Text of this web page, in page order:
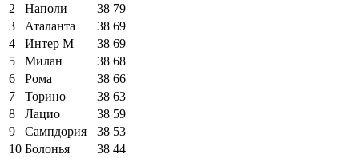
2
Наполи 38 79
3
Аталанта 38 69
4
Интер М 38 69
5
Милан 38 68
6
Рома 38 66
7
Торино 38 63
8
Лацио 38 59
9
Сампдория 38 53
10 Болонья 38 44